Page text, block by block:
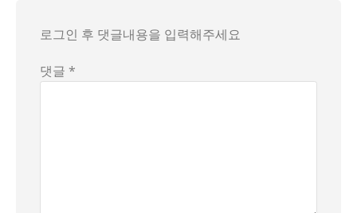
로그인 후 댓글내용을 입력해주세요
댓글 *